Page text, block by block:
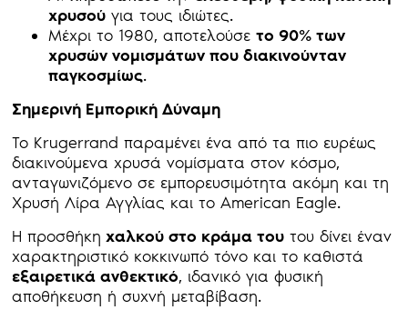
χρυσού για τους ιδιώτες.
Μέχρι το 1980, αποτελούσετο 90% των
χρυσών νομισμάτων που διακινούνταν
παγκοσμίως.
Σημερινή Εμπορική Δύναμη
Το Krugerrand παραμένει ένα από τα πιο ευρέως
διακινούμενα χρυσά νομίσματα στον κόσμο,
ανταγωνιζόμενο σε εμπορευσιμότητα ακόμη και τη
Χρυσή Λίρα Αγγλίας και το American Eagle.
Η προσθήκη χαλκού στο κράμα του του δίνει έναν
χαρακτηριστικό κοκκινωπό τόνο και το καθιστά
εξαιρετικά ανθεκτικό, ιδανικό για φυσική
αποθήκευση ή συχνή μεταβίβαση.